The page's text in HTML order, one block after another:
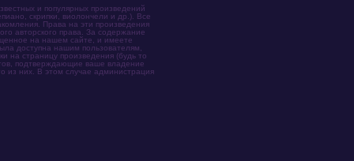
и популярных произведений
скрипки, виолончели и др.). Все
Права на эти произведения
авторского права. За содержание
на нашем сайте, и имеете
доступна нашим пользователям,
на страницу произведения (будь то
подтверждающие ваше владение
из них. В этом случае администрация